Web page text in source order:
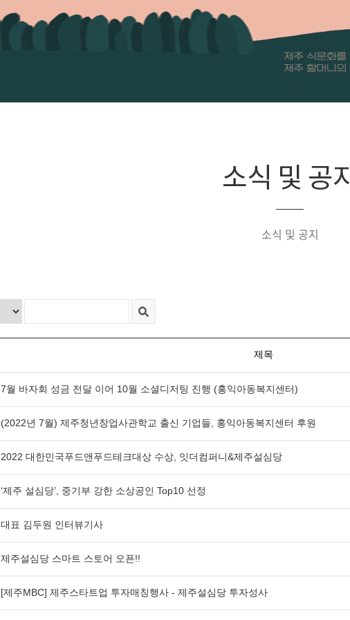
소식 및 공지
소식 및 공지
제목
7월 바자회 성금 전달 이어 10월 소셜디저팅 진행 (홍익아동복지센터)
(2022년 7월) 제주청년창업사관학교 출신 기업들, 홍익아동복지센터 후원
2022 대한민국푸드앤푸드테크대상 수상, 잇더컴퍼니&제주설심당
‘제주 설심당’, 중기부 강한 소상공인 Top10 선정
대표 김두원 인터뷰기사
제주설심당 스마트 스토어 오픈!!
[제주MBC] 제주스타트업 투자매칭행사 - 제주설심당 투자성사